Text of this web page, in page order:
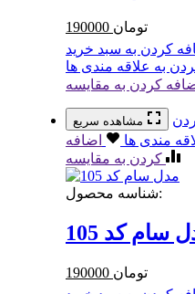
190000 تومان
کردن به سبد خرید
به علاقه مندی ها
کردن به مقایسه
مشاهده سریع
مندی ها
اضافه
کردن به مقایسه
شناسه محصول:
سام کد 105
190000 تومان